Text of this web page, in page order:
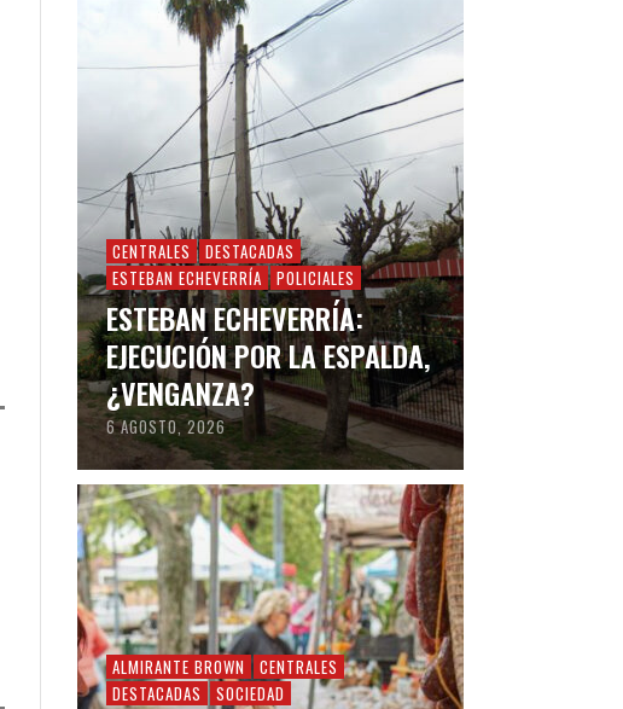
CENTRALES
DESTACADAS
ESTEBAN ECHEVERRÍA
POLICIALES
ESTEBAN ECHEVERRÍA:
EJECUCIÓN POR LA ESPALDA,
¿VENGANZA?
6 AGOSTO, 2026
ALMIRANTE BROWN
CENTRALES
DESTACADAS
SOCIEDAD